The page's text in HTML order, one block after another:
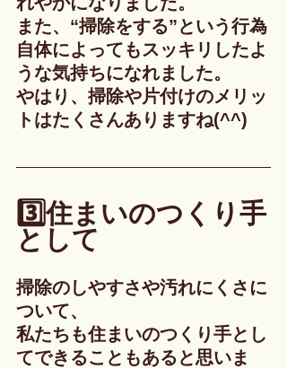
また、“掃除をする”という行為
自体によってもスッキリしたよ
うな気持ちになれました。
やはり、掃除や片付けのメリッ
トはたくさんありますね(^^)
3️⃣住まいのつくり手
として
掃除のしやすさや汚れにくさに
ついて、
私たちも住まいのつくり手とし
てできることもあると思いま